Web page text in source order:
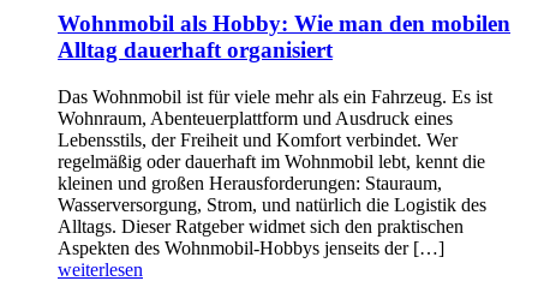
Wohnmobil als Hobby: Wie man den mobilen
Alltag dauerhaft organisiert
Das Wohnmobil ist für viele mehr als ein Fahrzeug. Es ist
Wohnraum, Abenteuerplattform und Ausdruck eines
Lebensstils, der Freiheit und Komfort verbindet. Wer
regelmäßig oder dauerhaft im Wohnmobil lebt, kennt die
kleinen und großen Herausforderungen: Stauraum,
Wasserversorgung, Strom, und natürlich die Logistik des
Alltags. Dieser Ratgeber widmet sich den praktischen
Aspekten des Wohnmobil-Hobbys jenseits der […]
weiterlesen